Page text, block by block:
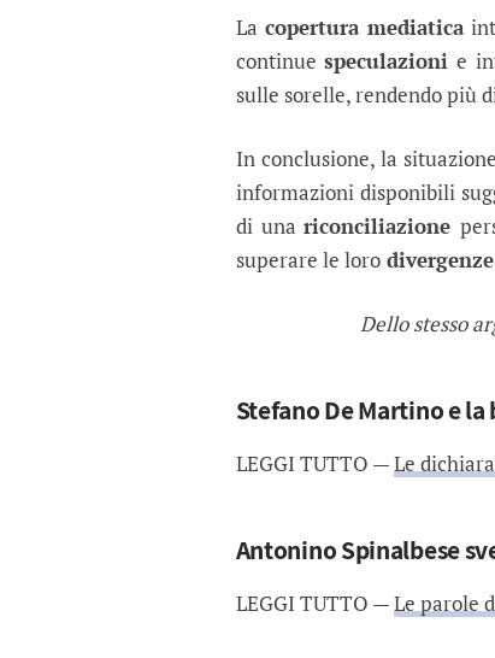
La copertura mediatica
continuespeculazioni e
sulle sorelle, rendendo più
In conclusione, la
informazioni disponibili
di unariconciliazione
superare le lorodivergenze
Dello stesso
Stefano De Martino e
LEGGI TUTTO —Le
Antonino Spinalbese
LEGGI TUTTO —Le parole